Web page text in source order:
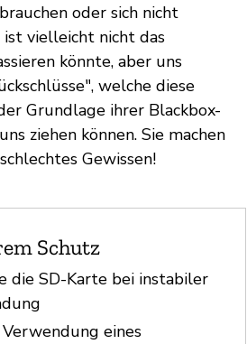
oder sich nicht
ist vielleicht nicht das
könnte, aber uns
welche diese
Grundlage ihrer Blackbox-
ziehen können. Sie machen
Gewissen!
Schutz
die SD-Karte bei instabiler
eines